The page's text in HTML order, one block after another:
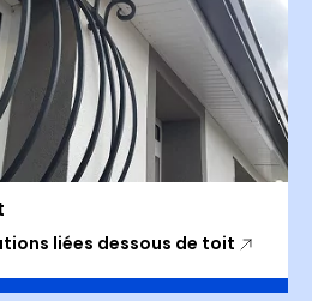
liées dessous de toit